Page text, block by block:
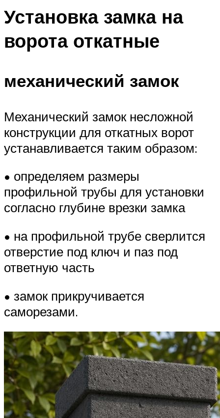
Установка замка на
ворота откатные
механический замок
Механический замок несложной
конструкции для откатных ворот
устанавливается таким образом:
• определяем размеры
профильной трубы для установки
согласно глубине врезки замка
• на профильной трубе сверлится
отверстие под ключ и паз под
ответную часть
• замок прикручивается
саморезами.